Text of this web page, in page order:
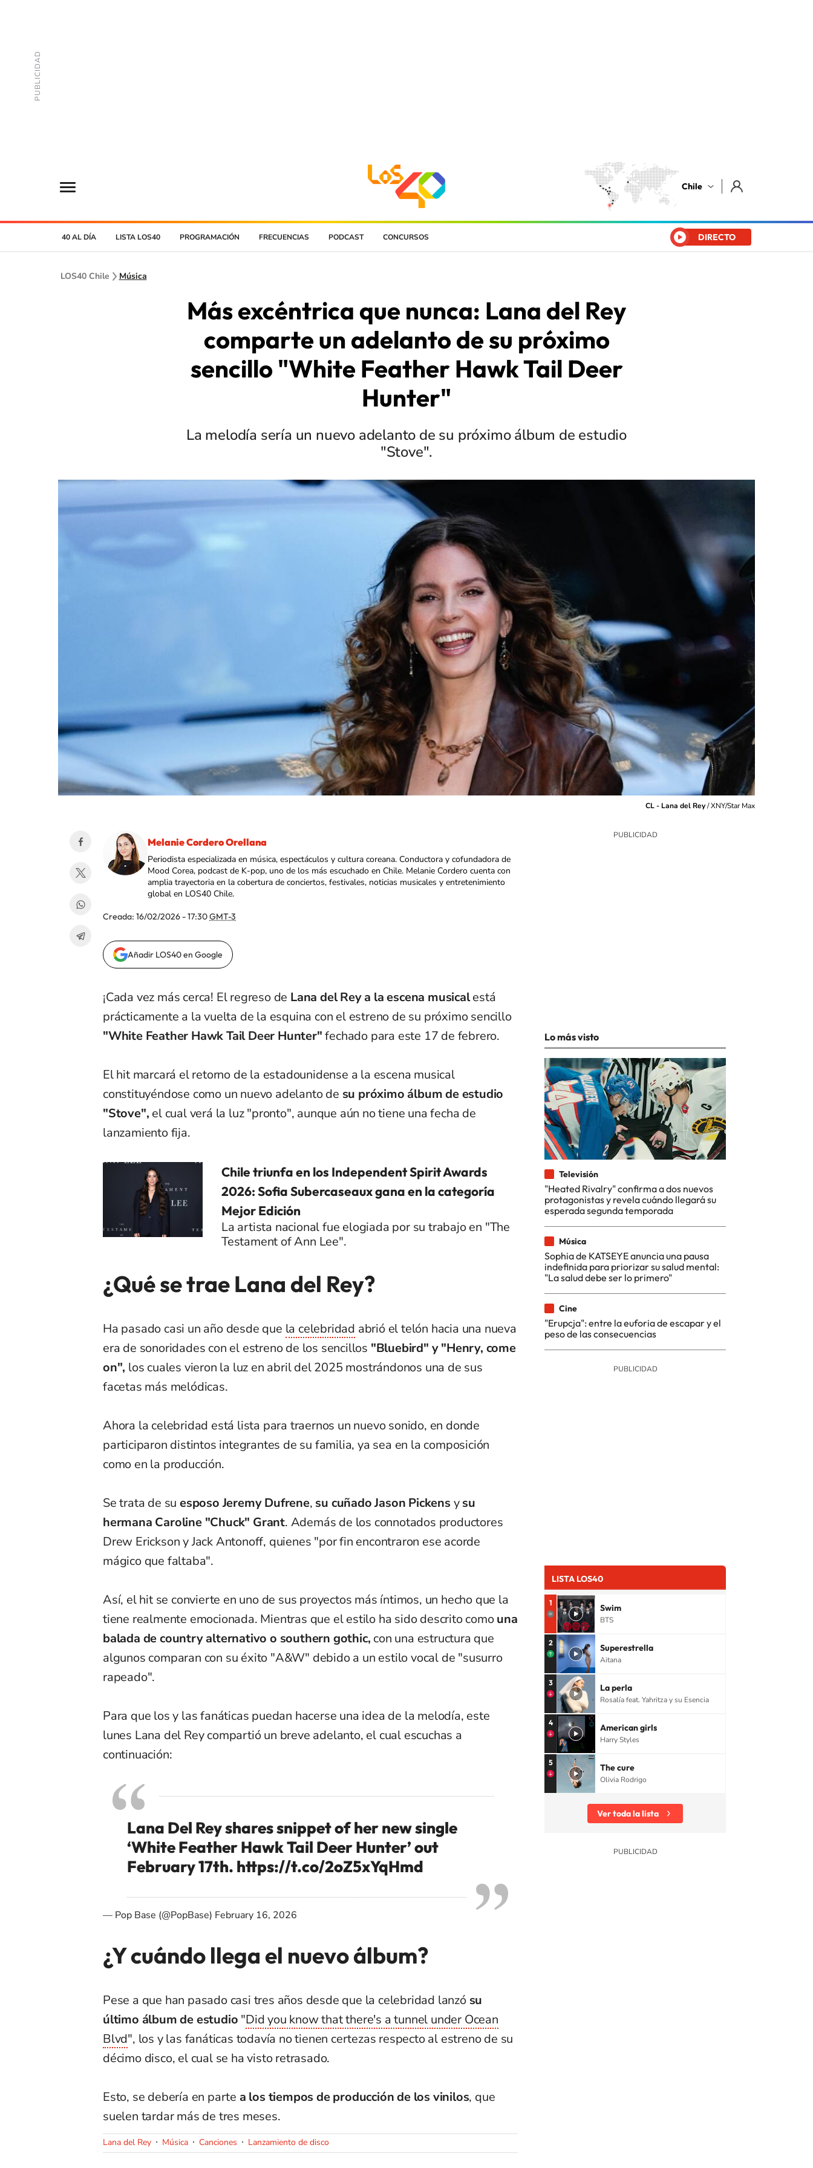
Chile
40 AL DÍA LISTA LOS40 PROGRAMACIÓN FRECUENCIAS PODCAST CONCURSOS DIRECTO
LOS40 Chile Música
Más excéntrica que nunca: Lana del Rey
comparte un adelanto de su próximo
sencillo "White Feather Hawk Tail Deer
Hunter"
La melodía sería un nuevo adelanto de su próximo álbum de estudio
"Stove".
CL - Lana del Rey/XNY/Star Max
Melanie Cordero Orellana
Periodista especializada en música, espectáculos y cultura coreana. Conductora y cofundadora de
Mood Corea, podcast de K-pop, uno de los más escuchado en Chile. Melanie Cordero cuenta con
amplia trayectoria en la cobertura de conciertos, festivales, noticias musicales y entretenimiento
global en LOS40 Chile.
Creada: 16/02/2026 - 17:30GMT-3
Añadir LOS40 en Google
¡Cada vez más cerca! El regreso de Lana del Rey a la escena musicalestá
prácticamente a la vuelta de la esquina con el estreno de su próximo sencillo
"White Feather Hawk Tail Deer Hunter"fechado para este 17 de febrero.
El hit marcará el retorno de la estadounidense a la escena musical
constituyéndose como un nuevo adelanto de su próximo álbum de estudio
"Stove", el cual verá la luz "pronto", aunque aún no tiene una fecha de
lanzamiento fija.
Chile triunfa en los Independent Spirit Awards
2026: Sofia Subercaseaux gana en la categoría
Mejor Edición
La artista nacional fue elogiada por su trabajo en "The
Testament of Ann Lee".
¿Qué se trae Lana del Rey?
Ha pasado casi un año desde que la celebridad abrió el telón hacia una nueva
era de sonoridades con el estreno de los sencillos "Bluebird" y "Henry, come
on", los cuales vieron la luz en abril del 2025 mostrándonos una de sus
facetas más melódicas.
Ahora la celebridad está lista para traernos un nuevo sonido, en donde
participaron distintos integrantes de su familia, ya sea en la composición
como en la producción.
Se trata de su esposo Jeremy Dufrene, su cuñado Jason Pickens ysu
hermana Caroline "Chuck" Grant. Además de los connotados productores
Drew Erickson y Jack Antonoff, quienes "por fin encontraron ese acorde
mágico que faltaba".
Así, el hit se convierte en uno de sus proyectos más íntimos, un hecho que la
tiene realmente emocionada. Mientras que el estilo ha sido descrito comouna
balada de country alternativo o southern gothic, con una estructura que
algunos comparan con su éxito "A&W" debido a un estilo vocal de "susurro
rapeado".
Para que los y las fanáticas puedan hacerse una idea de la melodía, este
lunes Lana del Rey compartió un breve adelanto, el cual escuchas a
continuación:
Lana Del Rey shares snippet of her new single
‘White Feather Hawk Tail Deer Hunter’ out
February 17th. https://t.co/2oZ5xYqHmd
— Pop Base (@PopBase) February 16, 2026
¿Y cuándo llega el nuevo álbum?
Pese a que han pasado casi tres años desde que la celebridad lanzósu
último álbum de estudio "Did you know that there's a tunnel under Ocean
Blvd", los y las fanáticas todavía no tienen certezas respecto al estreno de su
décimo disco, el cual se ha visto retrasado.
Esto, se debería en parte a los tiempos de producción de los vinilos, que
suelen tardar más de tres meses.
Lana del Rey Música Canciones Lanzamiento de disco
Lo más visto
Televisión
"Heated Rivalry" confirma a dos nuevos
protagonistas y revela cuándo llegará su
esperada segunda temporada
Música
Sophia de KATSEYE anuncia una pausa
indefinida para priorizar su salud mental:
"La salud debe ser lo primero"
Cine
"Erupcja": entre la euforia de escapar y el
peso de las consecuencias
LISTA LOS40
1 Swim
BTS
2 Superestrella
Aitana
3 La perla
Rosalía feat. Yahritza y su Esencia
4 American girls
Harry Styles
5 The cure
Olivia Rodrigo
Ver toda la lista